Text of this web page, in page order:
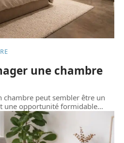
une chambre
chambre peut sembler être un
une opportunité formidable…